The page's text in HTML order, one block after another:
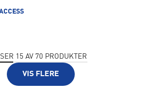
15 AV 70 PRODUKTER
VIS FLERE